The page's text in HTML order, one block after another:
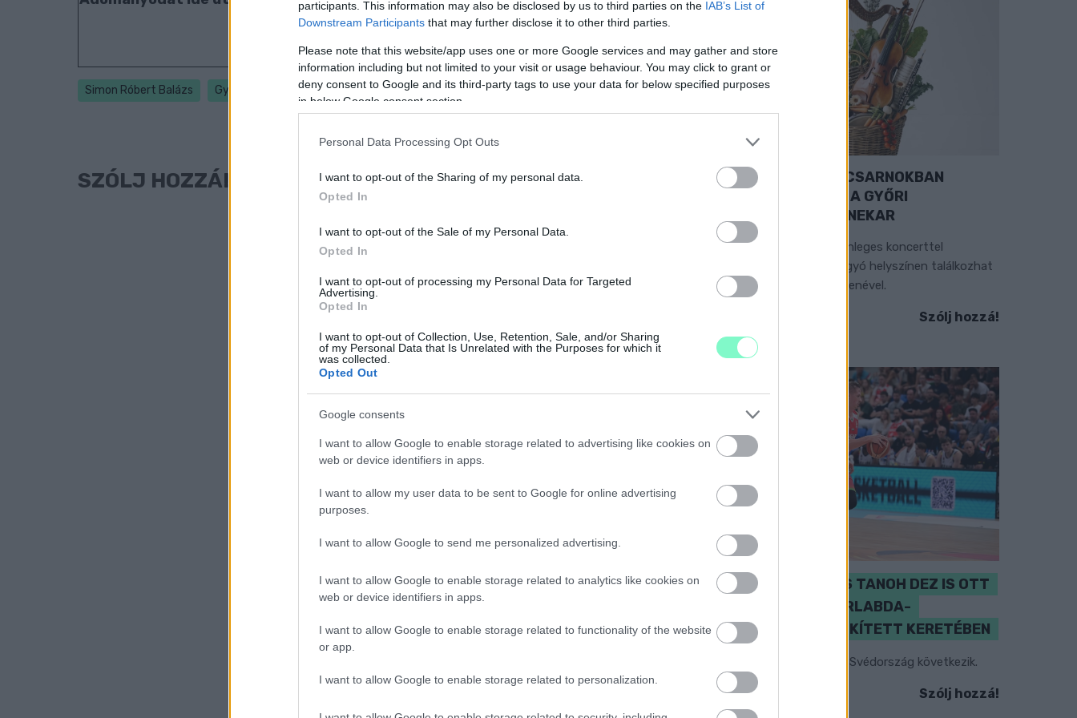
participants. This information may also be disclosed by us to third parties on the IAB’s List of
Downstream Participants that may further disclose it to other third parties.
Please note that this website/app uses one or more Google services and may gather and store
information including but not limited to your visit or usage behaviour. You may click to grant or
deny consent to Google and its third-party tags to use your data for below specified purposes
in below Google consent section.
Personal Data Processing Opt Outs
I want to opt-out of the Sharing of my personal data.
Opted In
I want to opt-out of the Sale of my Personal Data.
Opted In
I want to opt-out of processing my Personal Data for Targeted
Advertising.
Opted In
I want to opt-out of Collection, Use, Retention, Sale, and/or Sharing
of my Personal Data that Is Unrelated with the Purposes for which it
was collected.
Opted Out
Google consents
I want to allow Google to enable storage related to advertising like cookies on
web or device identifiers in apps.
I want to allow my user data to be sent to Google for online advertising
purposes.
I want to allow Google to send me personalized advertising.
I want to allow Google to enable storage related to analytics like cookies on
web or device identifiers in apps.
I want to allow Google to enable storage related to functionality of the website
or app.
I want to allow Google to enable storage related to personalization.
Köszönjük!
Simon Róbert Balázs Győr Görbicz Anita Győri Fidesz Fidesz-KDNP
SZÓLJ HOZZÁ!
EXTRA: A VÁSÁRCSARNOKBAN
NYITJA ÚJ ÉVADÁT A GYŐRI
FILHARMONIKUS ZENEKAR
A „Zenélő piac” című különleges koncerttel
szeptember 7-én rendhagyó helyszínen találkozhat
a közönség a klasszikus zenével.
Szólj hozzá!
PERL, VÁRADI ÉS TANOH DEZ IS OTT
VAN A FÉRFI KOSÁRLABDA-
VÁLOGATOTT SZŰKÍTETT KERETÉBEN
Észtország, Szlovénia és Svédország következik.
Szólj hozzá!